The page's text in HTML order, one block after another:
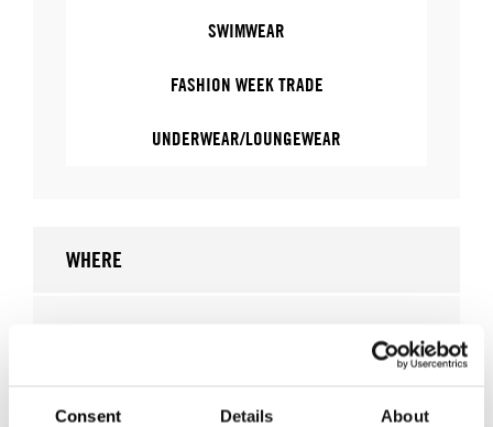
Consent Details About
SWIMWEAR
FASHION WEEK TRADE
UNDERWEAR/LOUNGEWEAR
WHERE